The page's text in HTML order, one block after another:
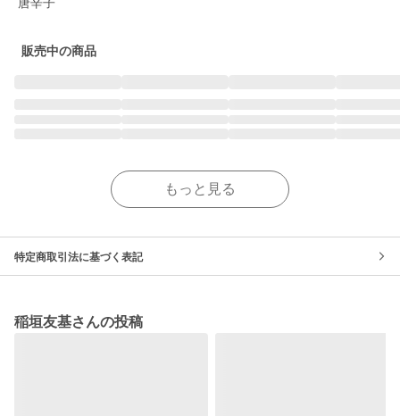
販売中の商品
もっと見る
特定商取引法に基づく表記
稲垣友基さんの投稿